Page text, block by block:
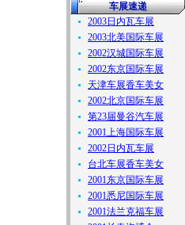
车展速递
2003日内瓦车展
2003北美国际车展
2002汉城国际车展
2002东京国际车展
天津车展香车美女
2002北京国际车展
第23届曼谷汽车展
2001上海国际车展
2002日内瓦车展
台北车展香车美女
2001东京国际车展
2001悉尼国际车展
2001法兰克福车展